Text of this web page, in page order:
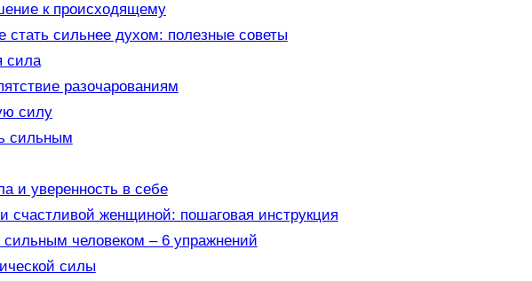
к происходящему
сильнее духом: полезные советы
сила
разочарованиям
силу
сильным
и уверенность в себе
счастливой женщиной: пошаговая инструкция
сильным человеком – 6 упражнений
силы